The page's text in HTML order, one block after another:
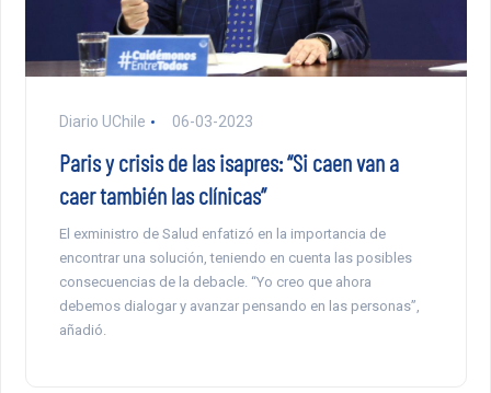
Diario UChile 06-03-2023
Paris y crisis de las isapres: “Si caen van a
caer también las clínicas”
El exministro de Salud enfatizó en la importancia de
encontrar una solución, teniendo en cuenta las posibles
consecuencias de la debacle. “Yo creo que ahora
debemos dialogar y avanzar pensando en las personas”,
añadió.